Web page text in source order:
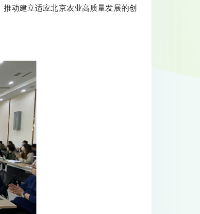
动建立适应北京农业高质量发展的创